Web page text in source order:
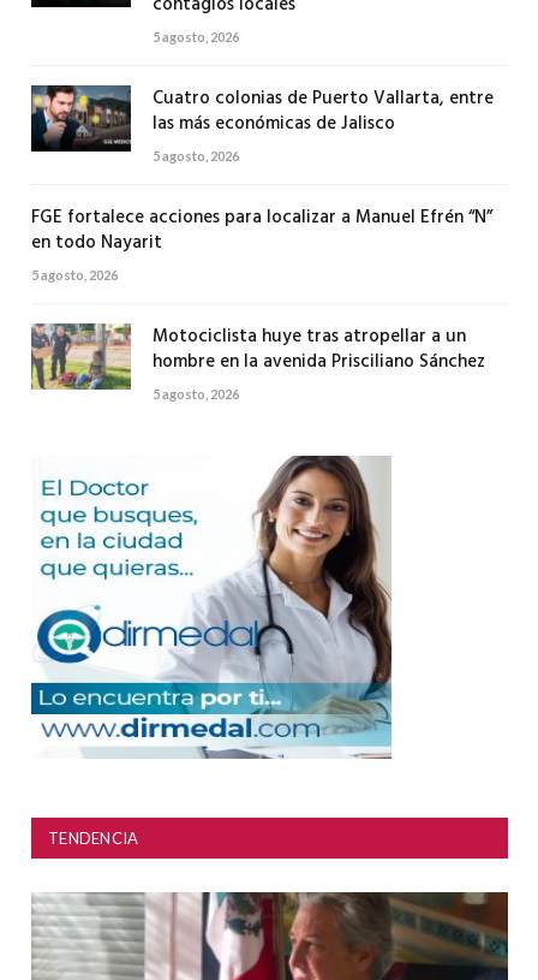
5 agosto, 2026
Cuatro colonias de Puerto Vallarta, entre
las más económicas de Jalisco
5 agosto, 2026
FGE fortalece acciones para localizar a Manuel Efrén “N”
en todo Nayarit
5 agosto, 2026
Motociclista huye tras atropellar a un
hombre en la avenida Prisciliano Sánchez
5 agosto, 2026
TENDENCIA